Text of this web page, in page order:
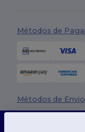
Métodos de
Métodos de Envio
Este site usa